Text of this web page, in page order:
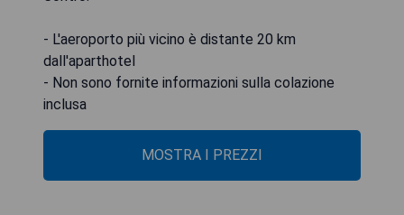
- L'aeroporto più vicino è distante 20 km
dall'aparthotel
- Non sono fornite informazioni sulla colazione
inclusa
MOSTRA I PREZZI